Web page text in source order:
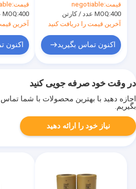
نقلیه
قیمت:
MOQ:400 عدد / کارتن
آخرین
اکنون
قیمت:negotiable
MOQ:400 عدد / کارتن
آخرین قیمت را دریافت کنید
اکنون تماس بگیرید
در وقت خود صرفه جویی کنید
اجازه دهید با بهترین محصولات با شما تماس
بگیریم.
نیاز خود را ارائه دهید